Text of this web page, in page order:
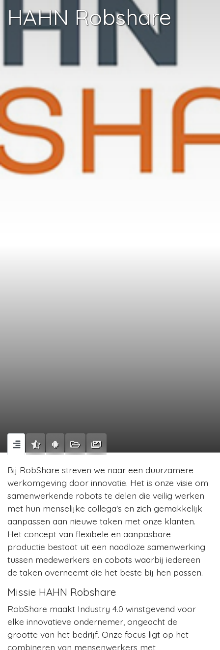
HAHN Robshare
Bij RobShare streven we naar een duurzamere
werkomgeving door innovatie. Het is onze visie om
samenwerkende robots te delen die veilig werken
met hun menselijke collega's en zich gemakkelijk
aanpassen aan nieuwe taken met onze klanten.
Het concept van flexibele en aanpasbare
productie bestaat uit een naadloze samenwerking
tussen medewerkers en cobots waarbij iedereen
de taken overneemt die het beste bij hen passen.
Missie HAHN Robshare
RobShare maakt Industry 4.0 winstgevend voor
elke innovatieve ondernemer, ongeacht de
grootte van het bedrijf. Onze focus ligt op het
combineren van mensenwerkers met